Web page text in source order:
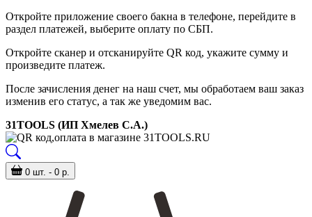
Откройте приложение своего бакна в телефоне, перейдите в
раздел платежей, выберите оплату по СБП.
Откройте сканер и отсканируйте QR код, укажите сумму и
произведите платеж.
После зачисления денег на наш счет, мы обработаем ваш заказ
изменив его статус, а так же уведомим вас.
31TOOLS (ИП Хмелев С.А.)
0 шт. - 0 р.